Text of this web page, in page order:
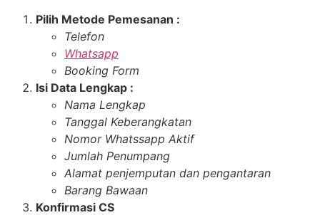
Pilih Metode Pemesanan :
Telefon
Whatsapp
Booking Form
Isi Data Lengkap :
Nama Lengkap
Tanggal Keberangkatan
Nomor Whatssapp Aktif
Jumlah Penumpang
Alamat penjemputan dan pengantaran
Barang Bawaan
Konfirmasi CS